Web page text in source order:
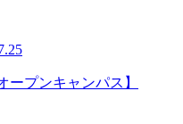
ープンキャンパス】